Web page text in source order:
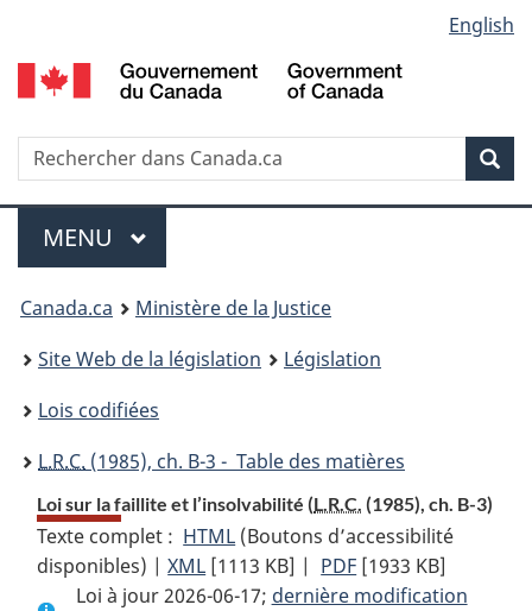
au
contenu
propos
de
la
HTML
simplifiée
selection
English
Recherche
Menu
MENU PRINCIPAL
You
are
here:
Canada.ca
Ministère de la Justice
Site Web de la législation
Législation
Lois codifiées
L.R.C. (1985), ch. B-3 - Table des matières
Loi sur la faillite et l’insolvabilité (L.R.C. (1985), ch. B-3)
Texte complet : HTML Texte
complet
:
(Boutons d’accessibilité
disponibles) |XML Texte
complet
[1113 KB] | PDF Texte
complet
[1933 KB]
Loi à jour 2026-06-17; dernière modification